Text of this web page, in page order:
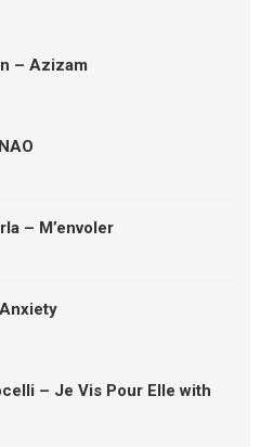
– Azizam
– M’envoler
– Je Vis Pour Elle with